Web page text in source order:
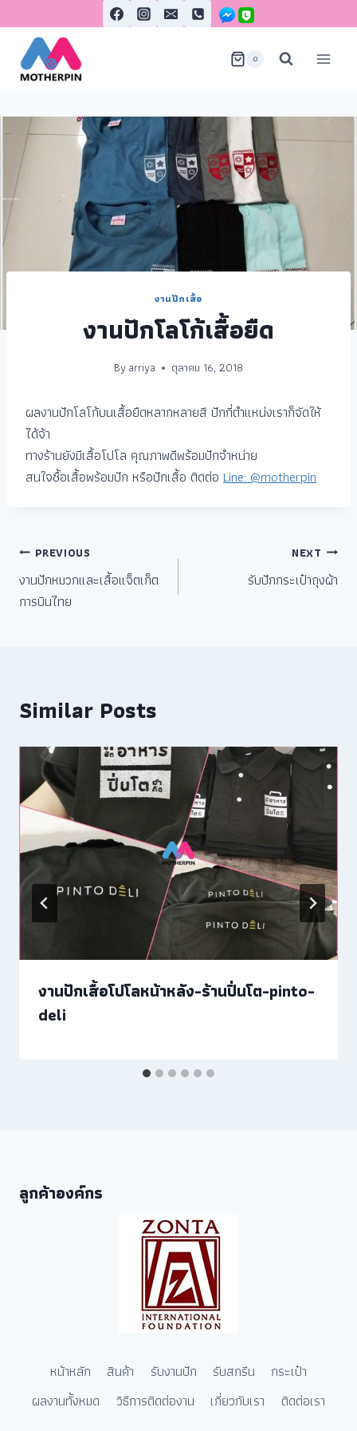
0
งานปักเสื้อ
งานปักโลโก้เสื้อยืด
Byarriya ตุลาคม 16, 2018
ผลงานปักโลโก้บนเสื้อยืดหลากหลายสี ปักกี่ตำแหน่งเราก็จัดให้
ได้จ้า
ทางร้านยังมีเสื้อโปโล คุณภาพดีพร้อมปักจำหน่าย
สนใจซื้อเสื้อพร้อมปัก หรือปักเสื้อ ติดต่อ Line: @motherpin
PREVIOUS
งานปักหมวกและเสื้อแจ็ตเก็ต
การบินไทย
NEXT
รับปักกระเป๋าถุงผ้า
Similar Posts
งานปักเสื้อโปโลหน้าหลัง-ร้านปิ่นโต-pinto-
deli
ลูกค้าองค์กร
หน้าหลัก สินค้า รับงานปัก รับสกรีน
กระเป๋า
ผลงานทั้งหมด
วิธีการติดต่องาน เกี่ยวกับเรา ติดต่อเรา